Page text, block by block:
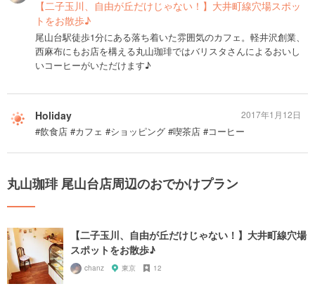
【二子玉川、自由が丘だけじゃない！】大井町線穴場スポッ
トをお散歩♪
尾山台駅徒歩1分にある落ち着いた雰囲気のカフェ。軽井沢創業、
西麻布にもお店を構える丸山珈琲ではバリスタさんによるおいし
いコーヒーがいただけます♪
Holiday
#飲食店 #カフェ #ショッピング #喫茶店 #コーヒー
2017年1月12日
丸山珈琲 尾山台店周辺のおでかけプラン
【二子玉川、自由が丘だけじゃない！】大井町線穴場
スポットをお散歩♪
chanz 東京 12